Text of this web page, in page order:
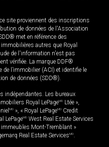
site proviennent des inscriptions
de données de l'Association
met en référence des
autres que Royal
de l'information n'est pas
vérifiée. La marque DDF®
l’immobilier (ACI) et identifie le
de données (SDD®).
indépendantes. Les bureaux
Royal LePageMD Ltée »,
MD », « Royal LePageMD Credit
LePageMD West Real Estate Services
immeubles Mont-Tremblant »
Real Estate ServicesMD.